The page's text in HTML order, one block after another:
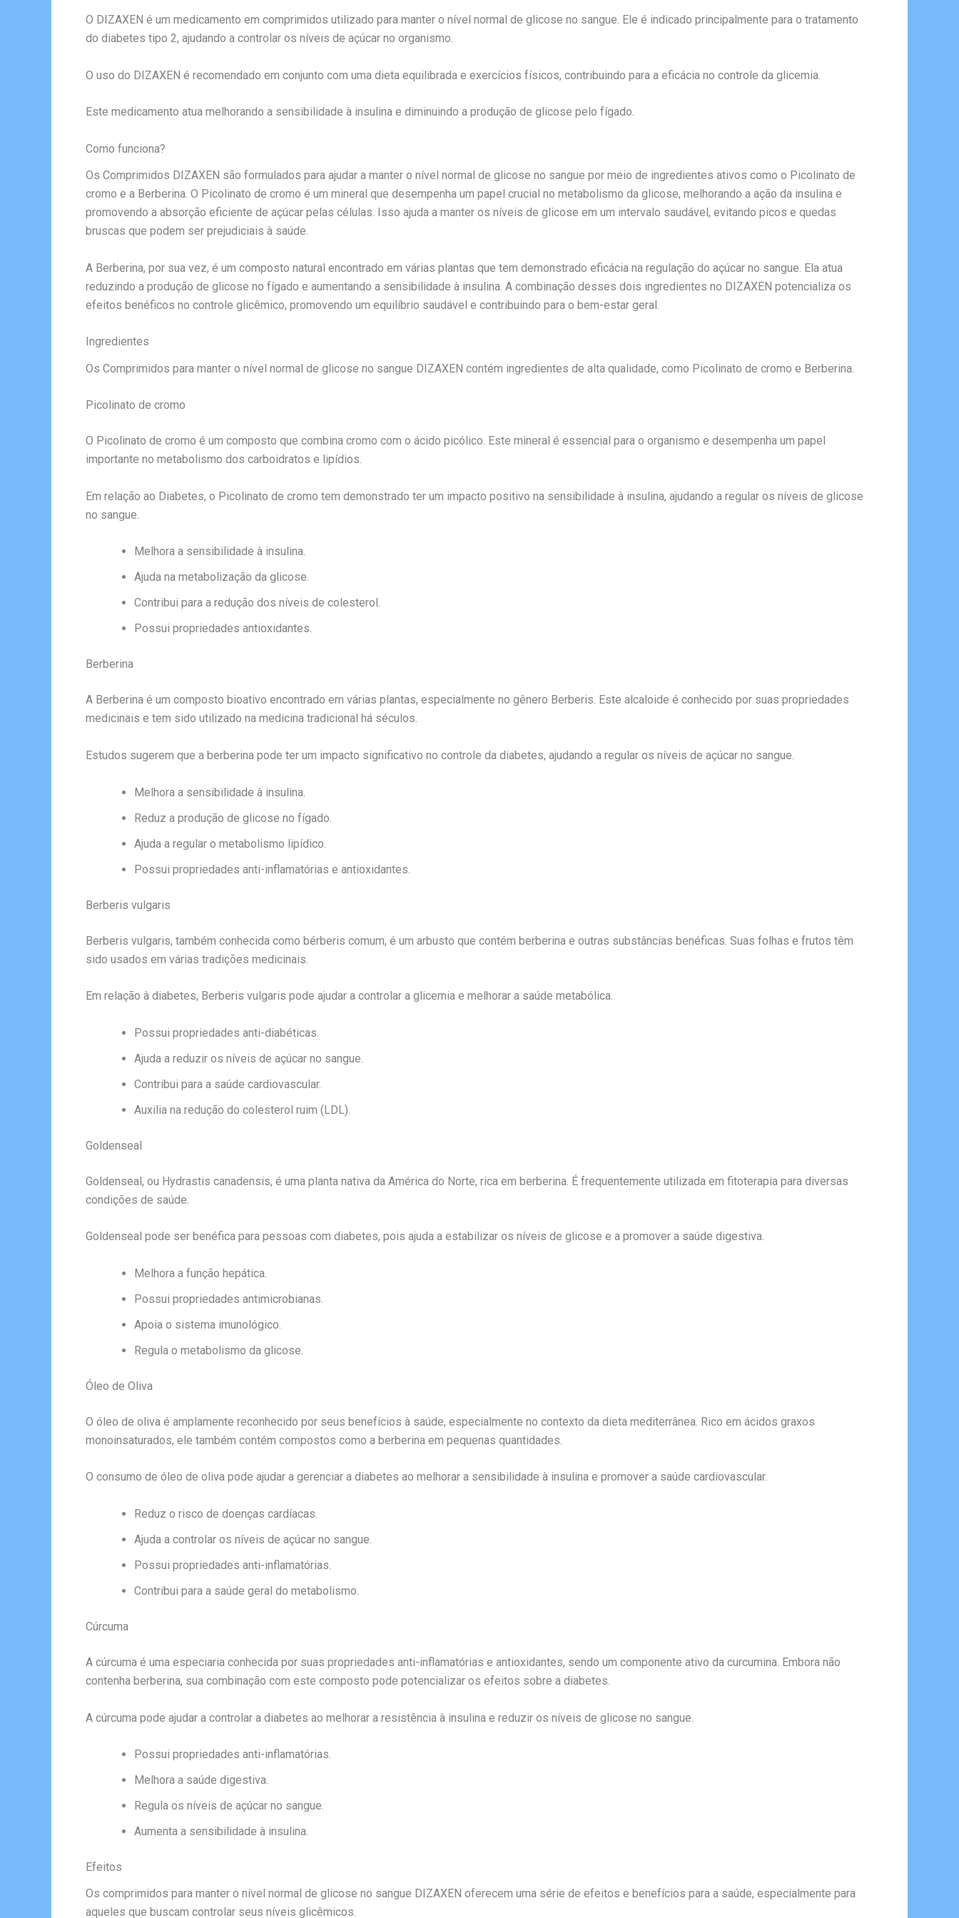
O DIZAXEN é um medicamento em comprimidos utilizado para manter o nível normal de glicose no sangue. Ele é indicado principalmente para o tratamento
do diabetes tipo 2, ajudando a controlar os níveis de açúcar no organismo.
O uso do DIZAXEN é recomendado em conjunto com uma dieta equilibrada e exercícios físicos, contribuindo para a eficácia no controle da glicemia.
Este medicamento atua melhorando a sensibilidade à insulina e diminuindo a produção de glicose pelo fígado.
Como funciona?
Os Comprimidos DIZAXEN são formulados para ajudar a manter o nível normal de glicose no sangue por meio de ingredientes ativos como o Picolinato de
cromo e a Berberina. O Picolinato de cromo é um mineral que desempenha um papel crucial no metabolismo da glicose, melhorando a ação da insulina e
promovendo a absorção eficiente de açúcar pelas células. Isso ajuda a manter os níveis de glicose em um intervalo saudável, evitando picos e quedas
bruscas que podem ser prejudiciais à saúde.
A Berberina, por sua vez, é um composto natural encontrado em várias plantas que tem demonstrado eficácia na regulação do açúcar no sangue. Ela atua
reduzindo a produção de glicose no fígado e aumentando a sensibilidade à insulina. A combinação desses dois ingredientes no DIZAXEN potencializa os
efeitos benéficos no controle glicêmico, promovendo um equilíbrio saudável e contribuindo para o bem-estar geral.
Ingredientes
Os Comprimidos para manter o nível normal de glicose no sangue DIZAXEN contém ingredientes de alta qualidade, como Picolinato de cromo e Berberina.
Picolinato de cromo
O Picolinato de cromo é um composto que combina cromo com o ácido picólico. Este mineral é essencial para o organismo e desempenha um papel
importante no metabolismo dos carboidratos e lipídios.
Em relação ao Diabetes, o Picolinato de cromo tem demonstrado ter um impacto positivo na sensibilidade à insulina, ajudando a regular os níveis de glicose
no sangue.
Melhora a sensibilidade à insulina.
Ajuda na metabolização da glicose.
Contribui para a redução dos níveis de colesterol.
Possui propriedades antioxidantes.
Berberina
A Berberina é um composto bioativo encontrado em várias plantas, especialmente no gênero Berberis. Este alcaloide é conhecido por suas propriedades
medicinais e tem sido utilizado na medicina tradicional há séculos.
Estudos sugerem que a berberina pode ter um impacto significativo no controle da diabetes, ajudando a regular os níveis de açúcar no sangue.
Melhora a sensibilidade à insulina.
Reduz a produção de glicose no fígado.
Ajuda a regular o metabolismo lipídico.
Possui propriedades anti-inflamatórias e antioxidantes.
Berberis vulgaris
Berberis vulgaris, também conhecida como bérberis comum, é um arbusto que contém berberina e outras substâncias benéficas. Suas folhas e frutos têm
sido usados em várias tradições medicinais.
Em relação à diabetes, Berberis vulgaris pode ajudar a controlar a glicemia e melhorar a saúde metabólica.
Possui propriedades anti-diabéticas.
Ajuda a reduzir os níveis de açúcar no sangue.
Contribui para a saúde cardiovascular.
Auxilia na redução do colesterol ruim (LDL).
Goldenseal
Goldenseal, ou Hydrastis canadensis, é uma planta nativa da América do Norte, rica em berberina. É frequentemente utilizada em fitoterapia para diversas
condições de saúde.
Goldenseal pode ser benéfica para pessoas com diabetes, pois ajuda a estabilizar os níveis de glicose e a promover a saúde digestiva.
Melhora a função hepática.
Possui propriedades antimicrobianas.
Apoia o sistema imunológico.
Regula o metabolismo da glicose.
Óleo de Oliva
O óleo de oliva é amplamente reconhecido por seus benefícios à saúde, especialmente no contexto da dieta mediterrânea. Rico em ácidos graxos
monoinsaturados, ele também contém compostos como a berberina em pequenas quantidades.
O consumo de óleo de oliva pode ajudar a gerenciar a diabetes ao melhorar a sensibilidade à insulina e promover a saúde cardiovascular.
Reduz o risco de doenças cardíacas.
Ajuda a controlar os níveis de açúcar no sangue.
Possui propriedades anti-inflamatórias.
Contribui para a saúde geral do metabolismo.
Cúrcuma
A cúrcuma é uma especiaria conhecida por suas propriedades anti-inflamatórias e antioxidantes, sendo um componente ativo da curcumina. Embora não
contenha berberina, sua combinação com este composto pode potencializar os efeitos sobre a diabetes.
A cúrcuma pode ajudar a controlar a diabetes ao melhorar a resistência à insulina e reduzir os níveis de glicose no sangue.
Possui propriedades anti-inflamatórias.
Melhora a saúde digestiva.
Regula os níveis de açúcar no sangue.
Aumenta a sensibilidade à insulina.
Efeitos
Os comprimidos para manter o nível normal de glicose no sangue DIZAXEN oferecem uma série de efeitos e benefícios para a saúde, especialmente para
aqueles que buscam controlar seus níveis glicêmicos.